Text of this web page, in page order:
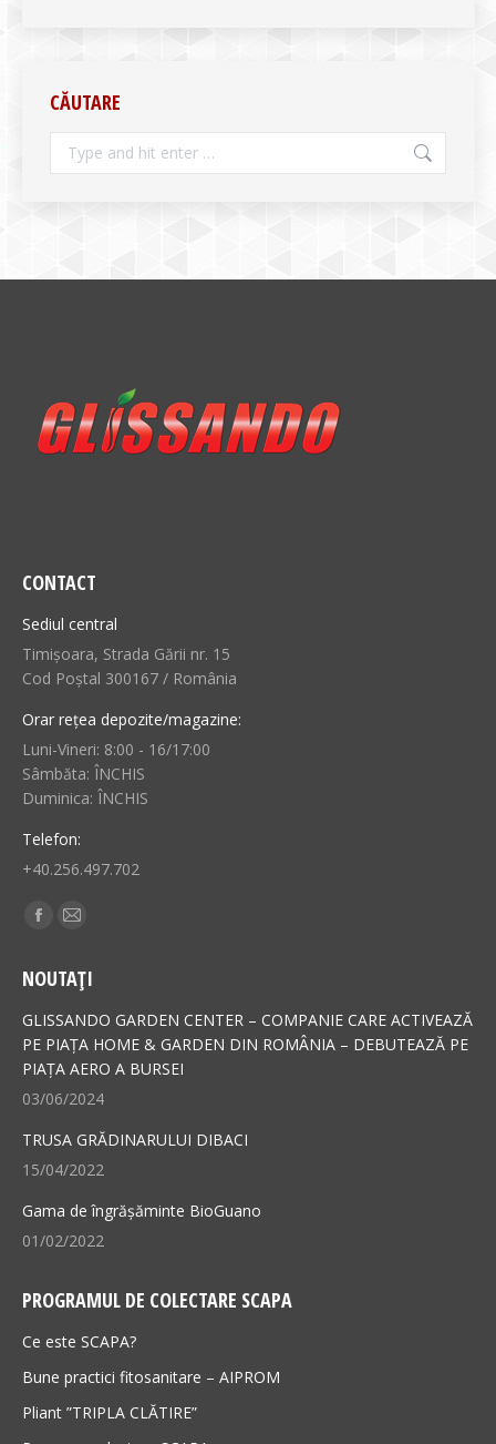
CĂUTARE
Search:
CONTACT
Sediul central
Timișoara, Strada Gării nr. 15
Cod Poștal 300167 / România
Orar rețea depozite/magazine:
Luni-Vineri: 8:00 - 16/17:00
Sâmbăta: ÎNCHIS
Duminica: ÎNCHIS
Telefon:
+40.256.497.702
Find us on:
Facebook
opens
in
new
window
Mail
opens
in
new
window
NOUTAȚI
GLISSANDO GARDEN CENTER – COMPANIE CARE ACTIVEAZĂ
PE PIAȚA HOME & GARDEN DIN ROMÂNIA – DEBUTEAZĂ PE
PIAȚA AERO A BURSEI
03/06/2024
TRUSA GRĂDINARULUI DIBACI
15/04/2022
Gama de îngrășăminte BioGuano
01/02/2022
PROGRAMUL DE COLECTARE SCAPA
Ce este SCAPA?
Bune practici fitosanitare – AIPROM
Pliant ”TRIPLA CLĂTIRE”